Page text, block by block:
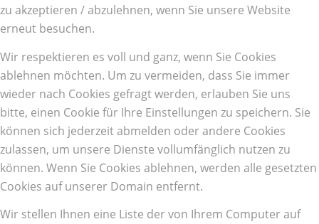
zu akzeptieren / abzulehnen, wenn Sie unsere Website
erneut besuchen.
Wir respektieren es voll und ganz, wenn Sie Cookies
ablehnen möchten. Um zu vermeiden, dass Sie immer
wieder nach Cookies gefragt werden, erlauben Sie uns
bitte, einen Cookie für Ihre Einstellungen zu speichern. Sie
können sich jederzeit abmelden oder andere Cookies
zulassen, um unsere Dienste vollumfänglich nutzen zu
können. Wenn Sie Cookies ablehnen, werden alle gesetzten
Cookies auf unserer Domain entfernt.
Wir stellen Ihnen eine Liste der von Ihrem Computer auf